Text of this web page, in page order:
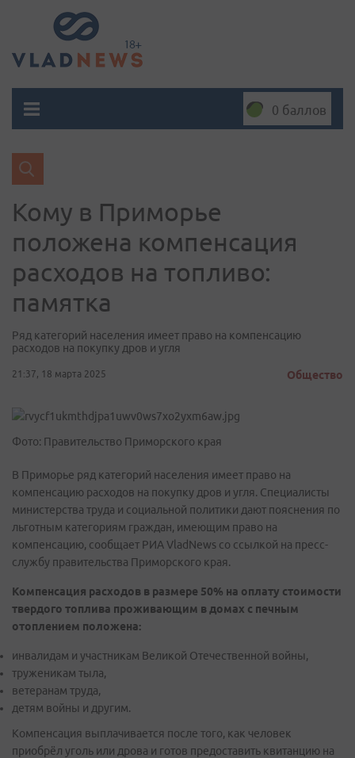
0 баллов
Кому в Приморье
положена компенсация
расходов на топливо:
памятка
Ряд категорий населения имеет право на компенсацию
расходов на покупку дров и угля
21:37, 18 марта 2025 Общество
Фото: Правительство Приморского края
В Приморье ряд категорий населения имеет право на
компенсацию расходов на покупку дров и угля. Специалисты
министерства труда и социальной политики дают пояснения по
льготным категориям граждан, имеющим право на
компенсацию, сообщает РИА VladNews со ссылкой на пресс-
службу правительства Приморского края.
Компенсация расходов в размере 50% на оплату стоимости
твердого топлива проживающим в домах с печным
отоплением положена:
инвалидам и участникам Великой Отечественной войны,
труженикам тыла,
ветеранам труда,
детям войны и другим.
Компенсация выплачивается после того, как человек
приобрёл уголь или дрова и готов предоставить квитанцию на